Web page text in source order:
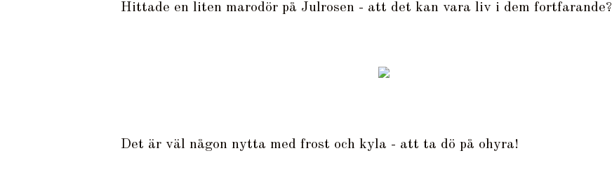
Hittade en liten marodör på Julrosen - att det kan vara liv i dem fortfarande?
Det är väl någon nytta med frost och kyla - att ta dö på ohyra!